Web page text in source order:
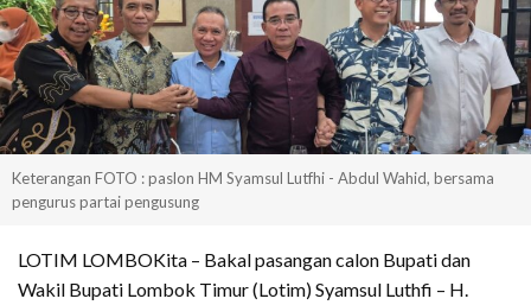
Keterangan FOTO : paslon HM Syamsul Lutfhi - Abdul Wahid, bersama
pengurus partai pengusung
LOTIM LOMBOKita – Bakal pasangan calon Bupati dan
Wakil Bupati Lombok Timur (Lotim) Syamsul Luthfi – H.